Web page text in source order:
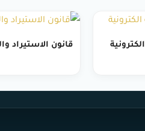
قانون الاستيراد